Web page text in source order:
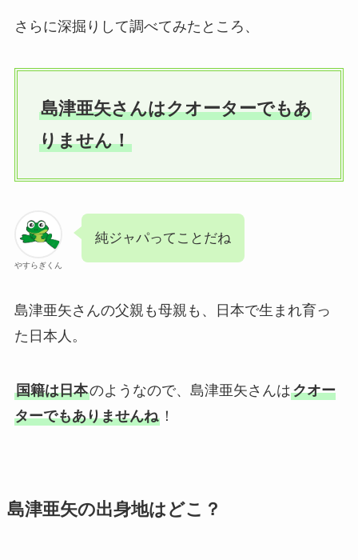
さらに深掘りして調べてみたところ、
島津亜矢さんはクオーターでもあ
りません！
やすらぎくん
純ジャパってことだね
島津亜矢さんの父親も母親も、日本で生まれ育っ
た日本人。
国籍は日本のようなので、島津亜矢さんはクオー
ターでもありませんね！
島津亜矢の出身地はどこ？